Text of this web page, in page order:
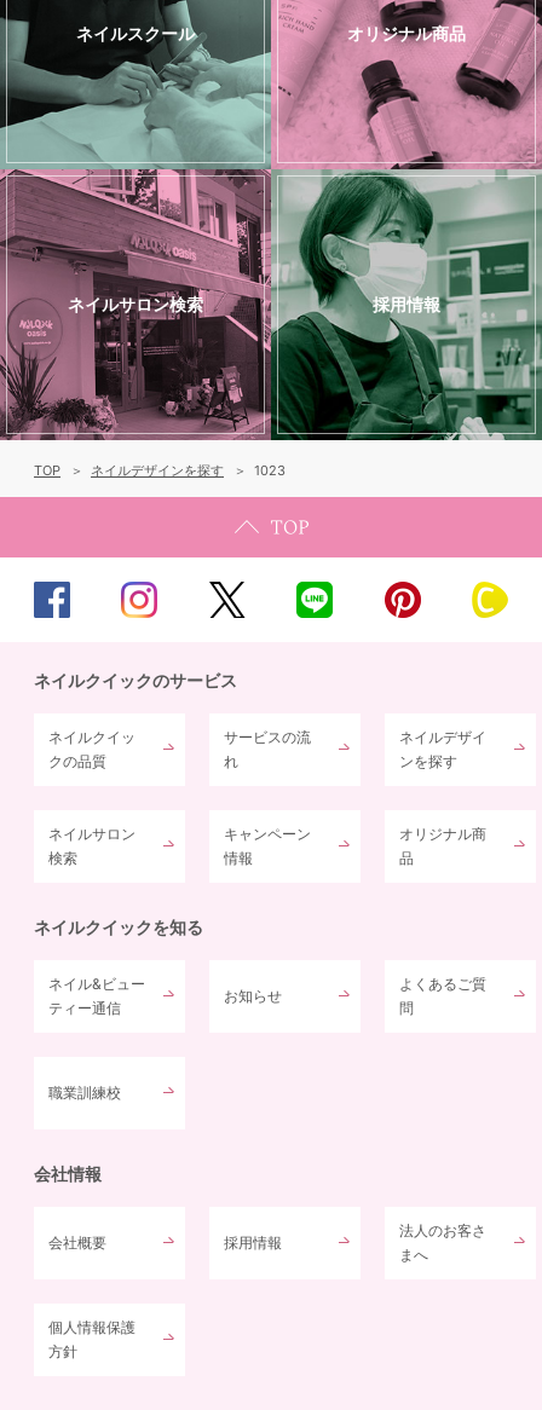
ネイルスクール オリジナル商品
ネイルサロン検索 採用情報
TOP ネイルデザインを探す 1023
ネイルクイックのサービス
ネイルクイッ
クの品質
サービスの流
れ
ネイルデザイ
ンを探す
ネイルサロン
検索
キャンペーン
情報
オリジナル商
品
ネイルクイックを知る
ネイル&ビュー
ティー通信
お知らせ
よくあるご質
問
職業訓練校
会社情報
会社概要 採用情報
法人のお客さ
まへ
個人情報保護
方針